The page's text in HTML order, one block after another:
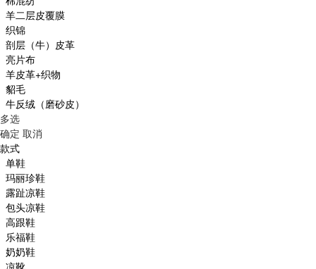
羊二层皮覆膜
织锦
剖层（牛）皮革
亮片布
羊皮革+织物
貂毛
牛反绒（磨砂皮）
多选
确定 取消
款式
单鞋
玛丽珍鞋
露趾凉鞋
包头凉鞋
高跟鞋
乐福鞋
奶奶鞋
凉靴